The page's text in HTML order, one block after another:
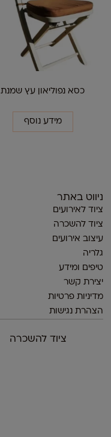
כסא נפוליאון עץ שמנת
מידע נוסף
ניווט באתר
ציוד לאירועים
ציוד להשכרה
עיצוב אירועים
גלריה
טיפים ומידע
יצירת קשר
מדיניות פרטיות
הצהרת נגישות
ציוד להשכרה